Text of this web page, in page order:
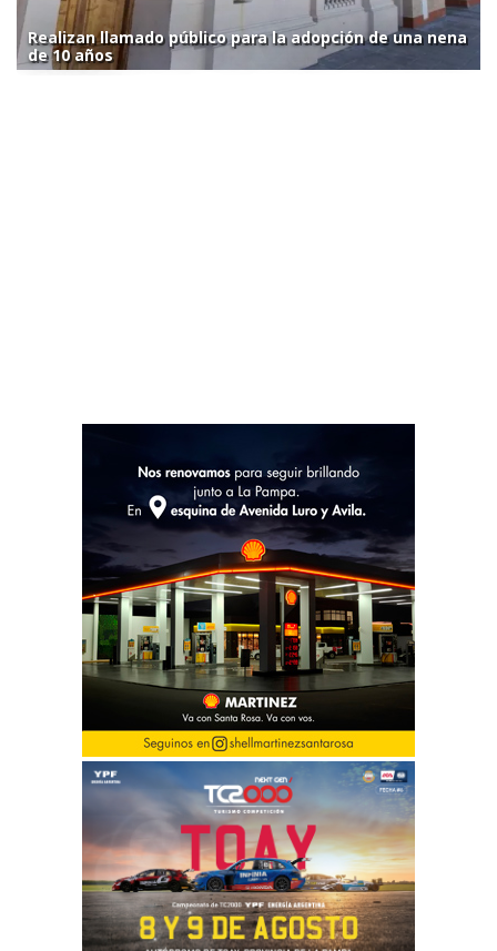
Realizan llamado público para la adopción de una nena
de 10 años